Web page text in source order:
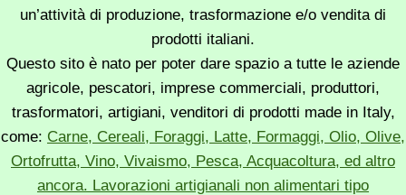
un’attività di produzione, trasformazione e/o vendita di
prodotti italiani.
Questo sito è nato per poter dare spazio a tutte le aziende
agricole, pescatori, imprese commerciali, produttori,
trasformatori, artigiani, venditori di prodotti made in Italy,
come: Carne, Cereali, Foraggi, Latte, Formaggi, Olio, Olive,
Ortofrutta, Vino, Vivaismo, Pesca, Acquacoltura, ed altro
ancora. Lavorazioni artigianali non alimentari tipo